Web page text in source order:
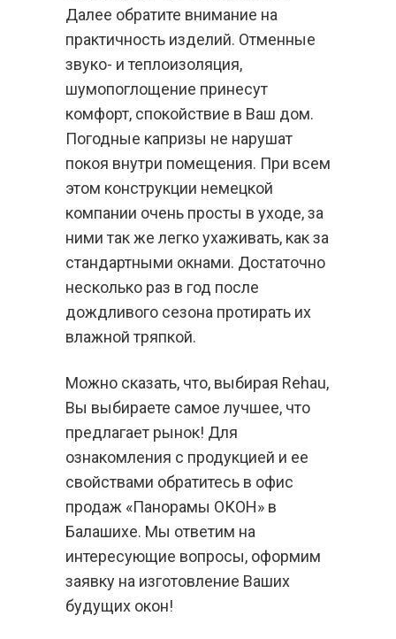
Далее обратите внимание на
практичность изделий. Отменные
звуко- и теплоизоляция,
шумопоглощение принесут
комфорт, спокойствие в Ваш дом.
Погодные капризы не нарушат
покоя внутри помещения. При всем
этом конструкции немецкой
компании очень просты в уходе, за
ними так же легко ухаживать, как за
стандартными окнами. Достаточно
несколько раз в год после
дождливого сезона протирать их
влажной тряпкой.
Можно сказать, что, выбирая Rehau,
Вы выбираете самое лучшее, что
предлагает рынок! Для
ознакомления с продукцией и ее
свойствами обратитесь в офис
продаж «Панорамы ОКОН» в
Балашихе. Мы ответим на
интересующие вопросы, оформим
заявку на изготовление Ваших
будущих окон!